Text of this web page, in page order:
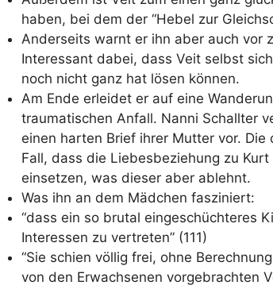
haben, bei dem der “Hebel zur
Anderseits warnt er ihn aber auch vor
Interessant dabei, dass Veit selbst
noch nicht ganz hat lösen können.
Am Ende erleidet er auf eine
traumatischen Anfall. Nanni Schallter
einen harten Brief ihrer Mutter vor.
Fall, dass die Liebesbeziehung zu
einsetzen, was dieser aber ablehnt.
Was ihn an dem Mädchen fasziniert:
“dass ein so brutal eingeschüchteres
Interessen zu vertreten” (111)
“Sie schien völlig frei, ohne
von den Erwachsenen vorgebrachten